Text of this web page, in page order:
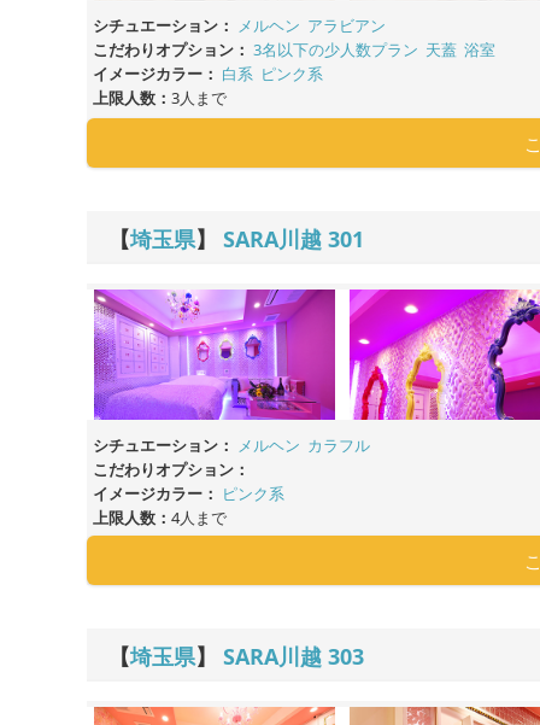
シチュエーション： メルヘン アラビアン
こだわりオプション： 3名以下の少人数プラン 天蓋 浴室
イメージカラー： 白系 ピンク系
上限人数： 3人まで
【埼玉県】 SARA川越 301
シチュエーション： メルヘン カラフル
こだわりオプション：
イメージカラー： ピンク系
上限人数： 4人まで
【埼玉県】 SARA川越 303